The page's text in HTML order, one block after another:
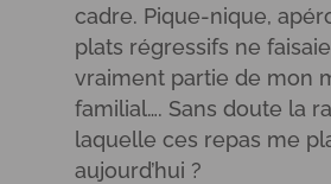
cadre. Pique-nique,
plats régressifs ne
vraiment partie de mon
familial…. Sans doute la
laquelle ces repas me
aujourd’hui ?